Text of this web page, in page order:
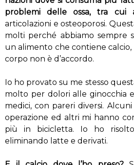
problemi delle ossa, tra cui
articolazioni e osteoporosi.
molti perché abbiamo sempre
un alimento che contiene
corpo non è d’accordo.
Io ho provato su me stesso
molto per dolori alle ginocchia
medici, con pareri diversi.
operazione ed altri mi hanno
più in bicicletta. Io ho
eliminando latte e derivati.